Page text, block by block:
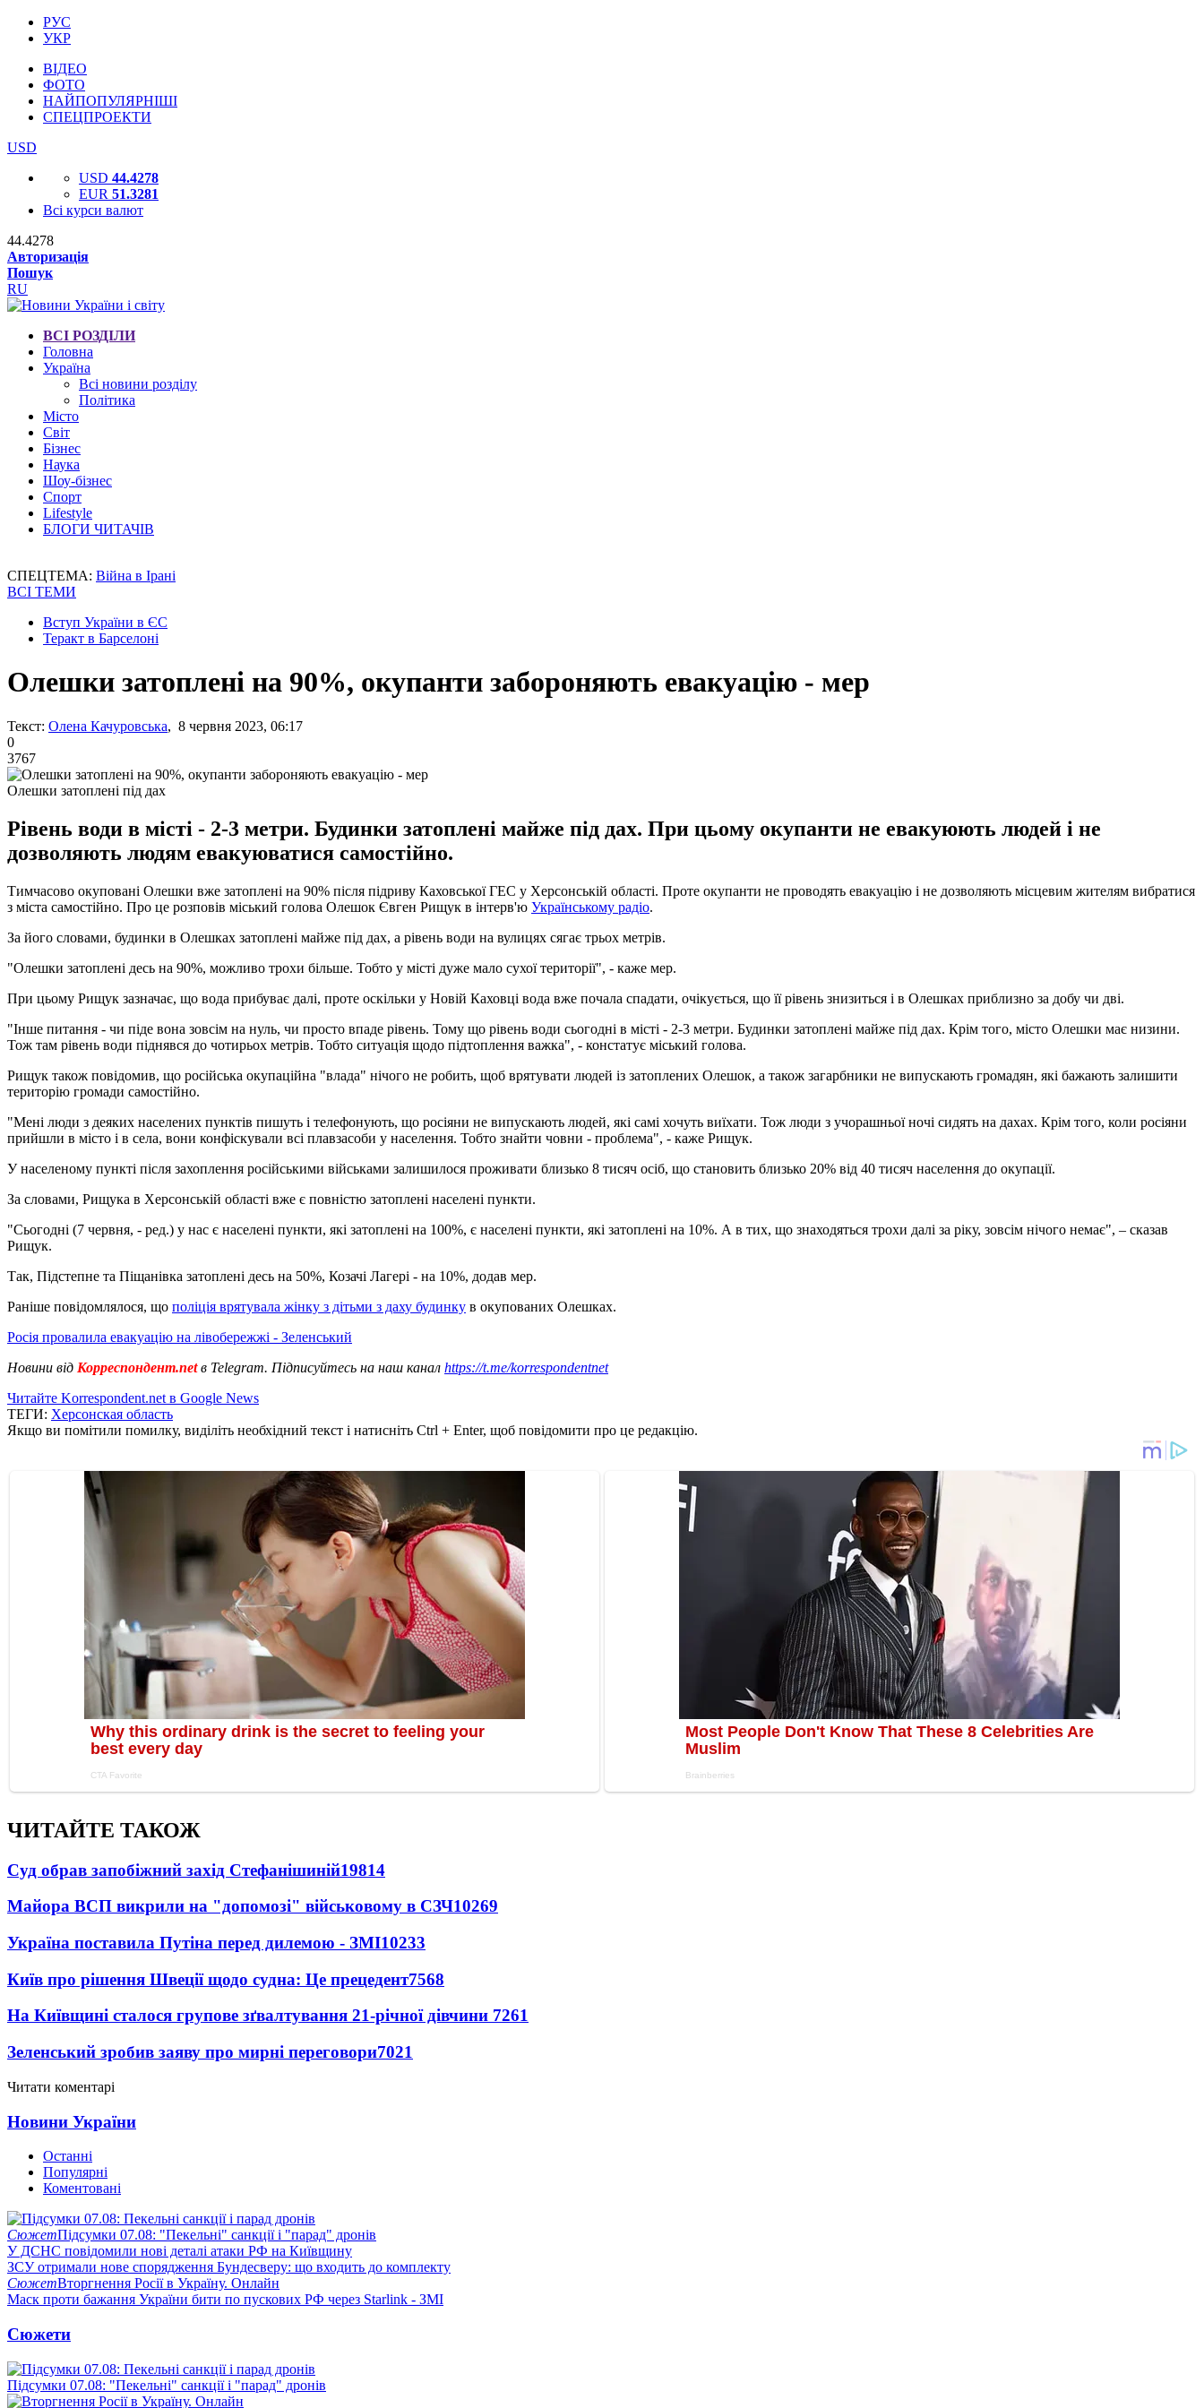
РУС
УКР
ВІДЕО
ФОТО
НАЙПОПУЛЯРНІШІ
СПЕЦПРОЕКТИ
USD
USD 44.4278
EUR 51.3281
Всі курси валют
44.4278
Авторизація
Пошук
RU
ВСІ РОЗДІЛИ
Головна
Україна
Всі новини розділу
Політика
Місто
Світ
Бізнес
Наука
Шоу-бізнес
Спорт
Lifestyle
БЛОГИ ЧИТАЧІВ
СПЕЦТЕМА: Війна в Ірані
ВСІ ТЕМИ
Вступ України в ЄС
Теракт в Барселоні
Олешки затоплені на 90%, окупанти забороняють евакуацію - мер
Текст: Олена Качуровська, 8 червня 2023, 06:17
0
3767
Олешки затоплені під дах
Рівень води в місті - 2-3 метри. Будинки затоплені майже під дах. При цьому окупанти не евакуюють людей і не
дозволяють людям евакуюватися самостійно.
Тимчасово окуповані Олешки вже затоплені на 90% після підриву Каховської ГЕС у Херсонській області. Проте окупанти не проводять евакуацію і не дозволяють місцевим жителям вибратися
з міста самостійно. Про це розповів міський голова Олешок Євген Рищук в інтерв'ю Українському радіо.
За його словами, будинки в Олешках затоплені майже під дах, а рівень води на вулицях сягає трьох метрів.
"Олешки затоплені десь на 90%, можливо трохи більше. Тобто у місті дуже мало сухої території", - каже мер.
При цьому Рищук зазначає, що вода прибуває далі, проте оскільки у Новій Каховці вода вже почала спадати, очікується, що її рівень знизиться і в Олешках приблизно за добу чи дві.
"Інше питання - чи піде вона зовсім на нуль, чи просто впаде рівень. Тому що рівень води сьогодні в місті - 2-3 метри. Будинки затоплені майже під дах. Крім того, місто Олешки має низини.
Тож там рівень води піднявся до чотирьох метрів. Тобто ситуація щодо підтоплення важка", - констатує міський голова.
Рищук також повідомив, що російська окупаційна "влада" нічого не робить, щоб врятувати людей із затоплених Олешок, а також загарбники не випускають громадян, які бажають залишити
територію громади самостійно.
"Мені люди з деяких населених пунктів пишуть і телефонують, що росіяни не випускають людей, які самі хочуть виїхати. Тож люди з учорашньої ночі сидять на дахах. Крім того, коли росіяни
прийшли в місто і в села, вони конфіскували всі плавзасоби у населення. Тобто знайти човни - проблема", - каже Рищук.
У населеному пункті після захоплення російськими військами залишилося проживати близько 8 тисяч осіб, що становить близько 20% від 40 тисяч населення до окупації.
За словами, Рищука в Херсонській області вже є повністю затоплені населені пункти.
"Сьогодні (7 червня, - ред.) у нас є населені пункти, які затоплені на 100%, є населені пункти, які затоплені на 10%. А в тих, що знаходяться трохи далі за ріку, зовсім нічого немає", – сказав
Рищук.
Так, Підстепне та Піщанівка затоплені десь на 50%, Козачі Лагері - на 10%, додав мер.
Раніше повідомлялося, що поліція врятувала жінку з дітьми з даху будинку в окупованих Олешках.
Росія провалила евакуацію на лівобережжі - Зеленський
Новини від Корреспондент.netв Telegram. Підписуйтесь на наш канал https://t.me/korrespondentnet
Читайте Korrespondent.net в Google News
ТЕГИ: Херсонская область
Якщо ви помітили помилку, виділіть необхідний текст і натисніть Ctrl + Enter, щоб повідомити про це редакцію.
ЧИТАЙТЕ ТАКОЖ
Суд обрав запобіжний захід Стефанішиній19814
Майора ВСП викрили на "допомозі" військовому в СЗЧ10269
Україна поставила Путіна перед дилемою - ЗМІ10233
Київ про рішення Швеції щодо судна: Це прецедент7568
На Київщині сталося групове зґвалтування 21-річної дівчини 7261
Зеленський зробив заяву про мирні переговори7021
Читати коментарі
Новини України
Останні
Популярні
Коментовані
СюжетПідсумки 07.08: "Пекельні" санкції і "парад" дронів
У ДСНС повідомили нові деталі атаки РФ на Київщину
ЗСУ отримали нове спорядження Бундесверу: що входить до комплекту
СюжетВторгнення Росії в Україну. Онлайн
Маск проти бажання України бити по пускових РФ через Starlink - ЗМІ
Сюжети
Підсумки 07.08: "Пекельні" санкції і "парад" дронів